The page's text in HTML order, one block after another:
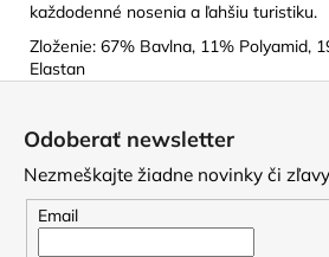
každodenné nosenia a ľahšiu turistiku.
Zloženie: 67% Bavlna, 11% Polyamid,
Elastan
Odoberať newsletter
Nezmeškajte žiadne novinky či
Email